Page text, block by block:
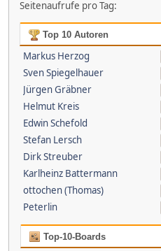
Seitenaufrufe pro Tag:
Top 10 Autoren
Markus Herzog
Sven Spiegelhauer
Jürgen Gräbner
Helmut Kreis
Edwin Schefold
Stefan Lersch
Dirk Streuber
Karlheinz Battermann
ottochen (Thomas)
Peterlin
Top-10-Boards